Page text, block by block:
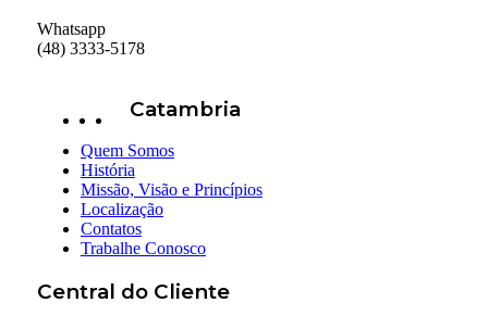
Whatsapp
(48) 3333-5178
Catambria
Quem Somos
História
Missão, Visão e Princípios
Localização
Contatos
Trabalhe Conosco
Central do Cliente